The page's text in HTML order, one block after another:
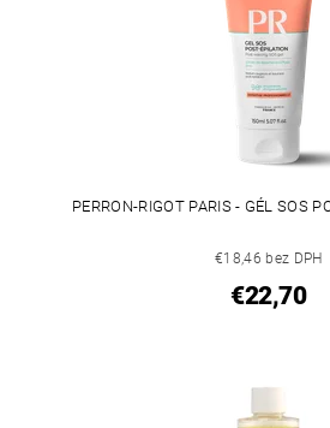
PERRON-RIGOT PARIS - GÉL SOS
€18,46 bez DPH
€22,70